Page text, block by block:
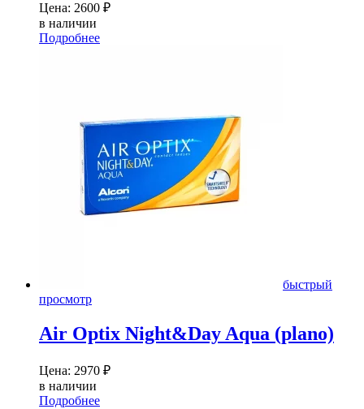
Цена: 2600 ₽
в наличии
Подробнее
быстрый
просмотр
Air Optix Night&Day Aqua (plano)
Цена: 2970 ₽
в наличии
Подробнее